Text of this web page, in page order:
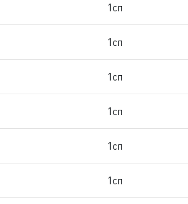
1сп
1сп
1сп
1сп
1сп
1сп